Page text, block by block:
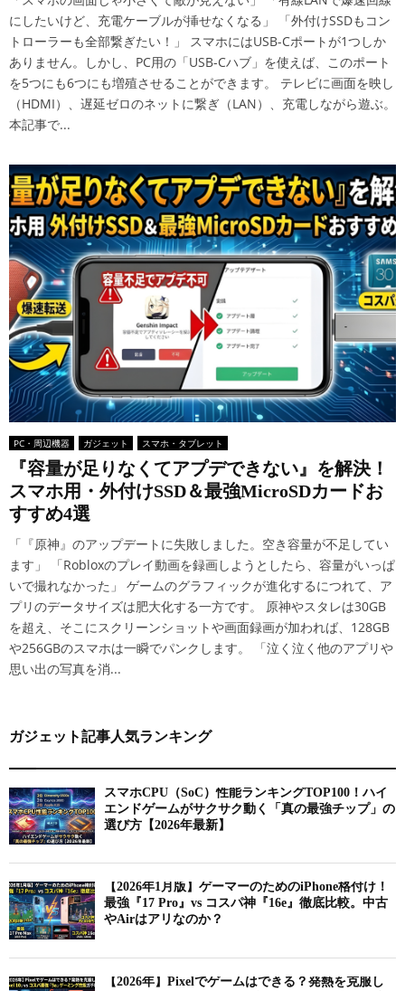
にしたいけど、充電ケーブルが挿せなくなる」 「外付けSSDもコン
トローラーも全部繋ぎたい！」 スマホにはUSB-Cポートが1つしか
ありません。しかし、PC用の「USB-Cハブ」を使えば、このポート
を5つにも6つにも増殖させることができます。 テレビに画面を映し
（HDMI）、遅延ゼロのネットに繋ぎ（LAN）、充電しながら遊ぶ。
本記事で...
PC・周辺機器 ガジェット スマホ・タブレット
『容量が足りなくてアプデできない』を解決！
スマホ用・外付けSSD＆最強MicroSDカードお
すすめ4選
「『原神』のアップデートに失敗しました。空き容量が不足してい
ます」 「Robloxのプレイ動画を録画しようとしたら、容量がいっぱ
いで撮れなかった」 ゲームのグラフィックが進化するにつれて、ア
プリのデータサイズは肥大化する一方です。 原神やスタレは30GB
を超え、そこにスクリーンショットや画面録画が加われば、128GB
や256GBのスマホは一瞬でパンクします。 「泣く泣く他のアプリや
思い出の写真を消...
ガジェット記事人気ランキング
スマホCPU（SoC）性能ランキングTOP100！ハイ
エンドゲームがサクサク動く「真の最強チップ」の
選び方【2026年最新】
【2026年1月版】ゲーマーのためのiPhone格付け！
最強『17 Pro』vs コスパ神『16e』徹底比較。中古
やAirはアリなのか？
【2026年】Pixelでゲームはできる？発熱を克服し